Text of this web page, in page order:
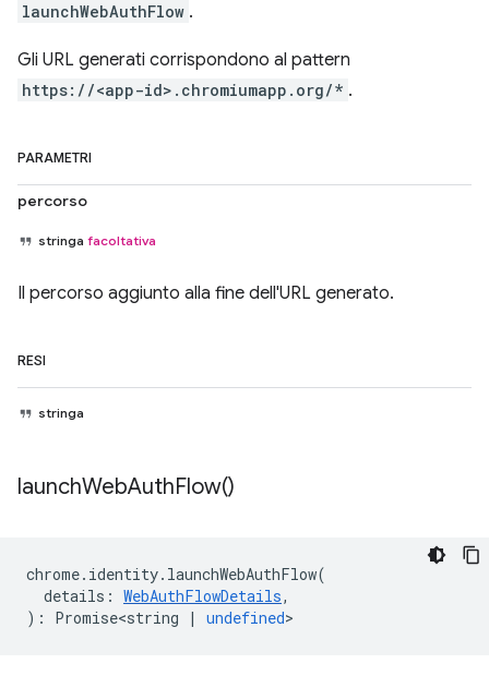
launchWebAuthFlow .
Gli URL generati corrispondono al pattern
https://<app-id>.chromiumapp.org/* .
PARAMETRI
percorso
stringa facoltativa
Il percorso aggiunto alla fine dell'URL generato.
RESI
stringa
launchWebAuthFlow()
chrome. identity. launchWebAuthFlow(
details : WebAuthFlowDetails,
) : Promise<string | undefined>